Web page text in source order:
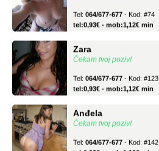
tel:0,93€ - mob:1,12€ min
Čekam tvoj poziv!
tel:0,93€ - mob:1,12€ min
Čekam tvoj poziv!
tel:0,93€ - mob:1,12€ min